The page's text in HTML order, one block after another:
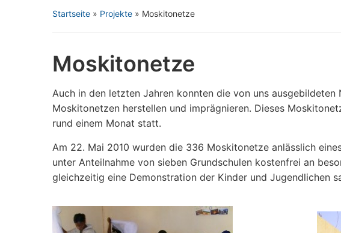
Startseite » Projekte » Moskitonetze
Moskitonetze
Auch in den letzten Jahren konnten die von uns
Moskitonetzen herstellen und imprägnieren. Dieses
rund einem Monat statt.
Am 22. Mai 2010 wurden die 336 Moskitonetze anlässlich
unter Anteilnahme von sieben Grundschulen kostenfrei an
gleichzeitig eine Demonstration der Kinder und Jugendlichen